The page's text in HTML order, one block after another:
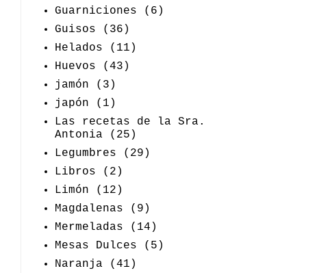
Guarniciones
(6)
Guisos
(36)
Helados
(11)
Huevos
(43)
jamón
(3)
japón
(1)
Las recetas de la Sra.
Antonia
(25)
Legumbres
(29)
Libros
(2)
Limón
(12)
Magdalenas
(9)
Mermeladas
(14)
Mesas Dulces
(5)
Naranja
(41)